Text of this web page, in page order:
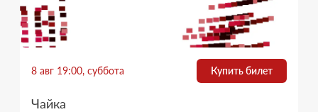
8 авг 19:00, суббота Купить билет
Чайка